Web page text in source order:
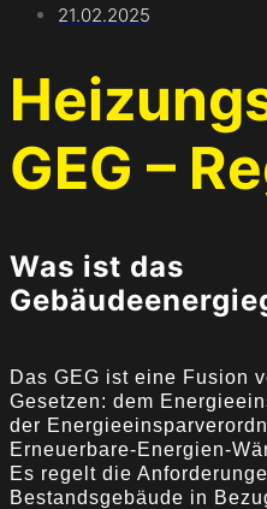
21.02.2025
GEG –
Was ist das
Das GEG ist eine Fusion
Gesetzen: dem
der
Erneuerbare-Energien-
Es regelt die
Bestandsgebäude in